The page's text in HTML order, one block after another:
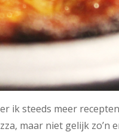
ik steeds meer
maar niet gelijk zo’n